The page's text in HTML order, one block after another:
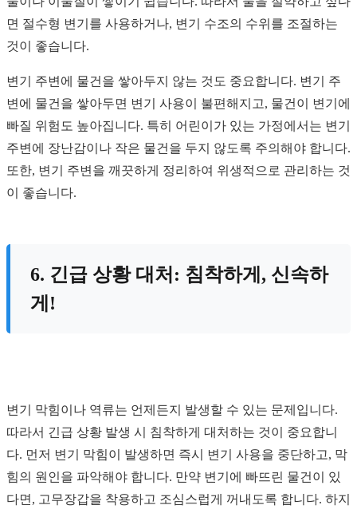
면 절수형 변기를 사용하거나, 변기 수조의 수위를 조절하는
것이 좋습니다.
변기 주변에 물건을 쌓아두지 않는 것도 중요합니다. 변기 주
변에 물건을 쌓아두면 변기 사용이 불편해지고, 물건이 변기에
빠질 위험도 높아집니다. 특히 어린이가 있는 가정에서는 변기
주변에 장난감이나 작은 물건을 두지 않도록 주의해야 합니다.
또한, 변기 주변을 깨끗하게 정리하여 위생적으로 관리하는 것
이 좋습니다.
6. 긴급 상황 대처: 침착하게, 신속하
게!
변기 막힘이나 역류는 언제든지 발생할 수 있는 문제입니다.
따라서 긴급 상황 발생 시 침착하게 대처하는 것이 중요합니
다. 먼저 변기 막힘이 발생하면 즉시 변기 사용을 중단하고, 막
힘의 원인을 파악해야 합니다. 만약 변기에 빠뜨린 물건이 있
다면, 고무장갑을 착용하고 조심스럽게 꺼내도록 합니다. 하지